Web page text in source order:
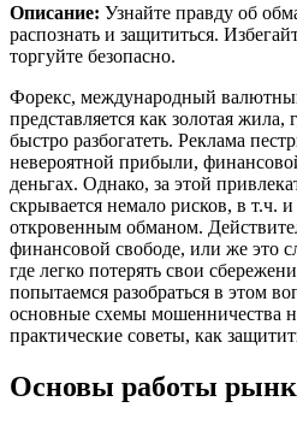
Описание: Узнайте правду об
распознать и защититься.
торгуйте безопасно.
Форекс, международный
представляется как золотая
быстро разбогатеть. Реклама
невероятной прибыли,
деньгах. Однако, за этой
скрывается немало рисков, в т.ч.
откровенным обманом.
финансовой свободе, или же это
где легко потерять свои
попытаемся разобраться в этом
основные схемы мошенничества
практические советы, как
Основы работы